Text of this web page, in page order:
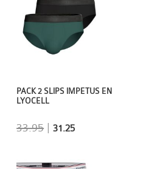
PACK 2 SLIPS IMPETUS EN
LYOCELL
33.95 |31.25